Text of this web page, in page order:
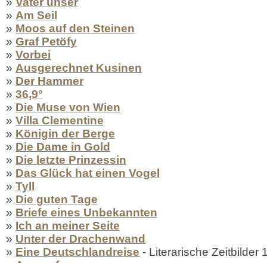
» Am Seil
» Moos auf den Steinen
» Graf Petöfy
» Vorbei
» Ausgerechnet Kusinen
» Der Hammer
» 36,9°
» Die Muse von Wien
» Villa Clementine
» Königin der Berge
» Die Dame in Gold
» Die letzte Prinzessin
» Das Glück hat einen Vogel
» Tyll
» Die guten Tage
» Briefe eines Unbekannten
» Ich an meiner Seite
» Unter der Drachenwand
» Eine Deutschlandreise - Literarische Zeitbilder